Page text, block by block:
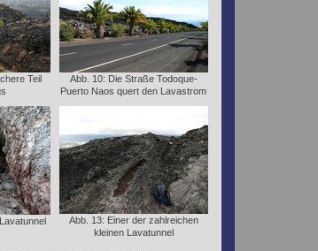
Teil
Abb. 10: Die Straße Todoque-
Puerto Naos quert den Lavastrom
Abb. 13: Einer der zahlreichen
kleinen Lavatunnel